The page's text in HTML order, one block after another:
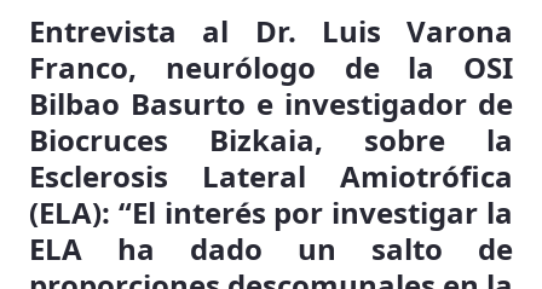
Entrevista al Dr. Luis Varona
Franco, neurólogo de la OSI
Bilbao Basurto e investigador de
Biocruces Bizkaia, sobre la
Esclerosis Lateral Amiotrófica
(ELA): “El interés por investigar la
ELA ha dado un salto de